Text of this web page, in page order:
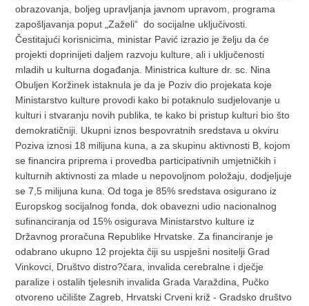
obrazovanja, boljeg upravljanja javnom upravom, programa
zapošljavanja poput „Zaželi“ do socijalne uključivosti.
Čestitajući korisnicima, ministar Pavić izrazio je želju da će
projekti doprinijeti daljem razvoju kulture, ali i uključenosti
mladih u kulturna događanja. Ministrica kulture dr. sc. Nina
Obuljen Koržinek istaknula je da je Poziv dio projekata koje
Ministarstvo kulture provodi kako bi potaknulo sudjelovanje u
kulturi i stvaranju novih publika, te kako bi pristup kulturi bio što
demokratičniji. Ukupni iznos bespovratnih sredstava u okviru
Poziva iznosi 18 milijuna kuna, a za skupinu aktivnosti B, kojom
se financira priprema i provedba participativnih umjetničkih i
kulturnih aktivnosti za mlade u nepovoljnom položaju, dodjeljuje
se 7,5 milijuna kuna. Od toga je 85% sredstava osigurano iz
Europskog socijalnog fonda, dok obavezni udio nacionalnog
sufinanciranja od 15% osigurava Ministarstvo kulture iz
Državnog proračuna Republike Hrvatske. Za financiranje je
odabrano ukupno 12 projekta čiji su uspješni nositelji Grad
Vinkovci, Društvo distro?čara, invalida cerebralne i dječje
paralize i ostalih tjelesnih invalida Grada Varaždina, Pučko
otvoreno učilište Zagreb, Hrvatski Crveni križ - Gradsko društvo